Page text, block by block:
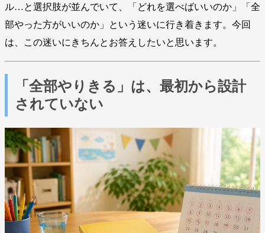
ル…と選択肢が並んでいて、「どれを選べばいいのか」「全
部やった方がいいのか」という迷いに行き着きます。今回
は、この迷いにきちんとお答えしたいと思います。
「全部やりきる」は、最初から設計
されていない